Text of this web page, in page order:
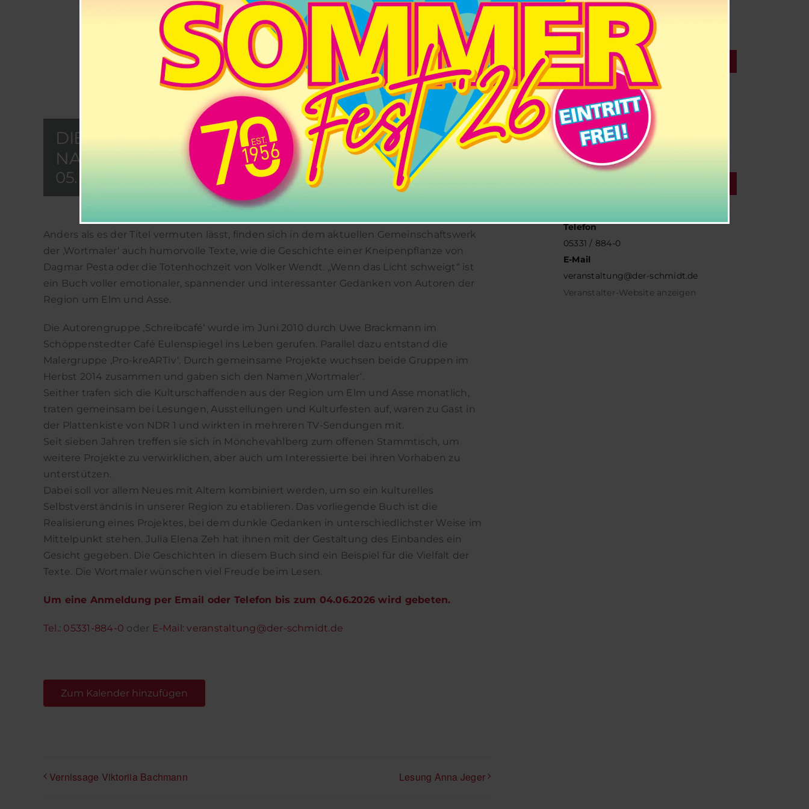
DIE WORTMALER LESEN HEITERES UND
NACHDENKLICHES
05. JUNI 2026 @ 18:00- 20:00 | HUTKASSE
Anders als es der Titel vermuten lässt, finden sich in dem aktuellen Gemeinschaftswerk
der ‚Wortmaler‘ auch humorvolle Texte, wie die Geschichte einer Kneipenpflanze von
Dagmar Pesta oder die Totenhochzeit von Volker Wendt. „Wenn das Licht schweigt“ ist
ein Buch voller emotionaler, spannender und interessanter Gedanken von Autoren der
Region um Elm und Asse.
Die Autorengruppe ‚Schreibcafé‘ wurde im Juni 2010 durch Uwe Brackmann im
Schöppenstedter Café Eulenspiegel ins Leben gerufen. Parallel dazu entstand die
Malergruppe ‚Pro-kreARTiv‘. Durch gemeinsame Projekte wuchsen beide Gruppen im
Herbst 2014 zusammen und gaben sich den Namen ‚Wortmaler‘.
Seither trafen sich die Kulturschaffenden aus der Region um Elm und Asse monatlich,
traten gemeinsam bei Lesungen, Ausstellungen und Kulturfesten auf, waren zu Gast in
der Plattenkiste von NDR 1 und wirkten in mehreren TV-Sendungen mit.
Seit sieben Jahren treffen sie sich in Mönchevahlberg zum offenen Stammtisch, um
weitere Projekte zu verwirklichen, aber auch um Interessierte bei ihren Vorhaben zu
unterstützen.
Dabei soll vor allem Neues mit Altem kombiniert werden, um so ein kulturelles
Selbstverständnis in unserer Region zu etablieren. Das vorliegende Buch ist die
Realisierung eines Projektes, bei dem dunkle Gedanken in unterschiedlichster Weise im
Mittelpunkt stehen. Julia Elena Zeh hat ihnen mit der Gestaltung des Einbandes ein
Gesicht gegeben. Die Geschichten in diesem Buch sind ein Beispiel für die Vielfalt der
Texte. Die Wortmaler wünschen viel Freude beim Lesen.
Um eine Anmeldung per Email oder Telefon bis zum 04.06.2026 wird gebeten.
Tel.: 05331-884-0 oder E-Mail:veranstaltung@der-schmidt.de
Zum Kalender hinzufügen
Vernissage Viktoriia Bachmann Lesung Anna Jeger
VERANSTALTUNGSORT
SchmidtTerminal
Halchtersche Str. 33
Wolfenbüttel,
Google Karte anzeigen
Telefon
05331 / 884-0
E-Mail
veranstaltung@der-schmidt.de
Veranstalter-Website anzeigen